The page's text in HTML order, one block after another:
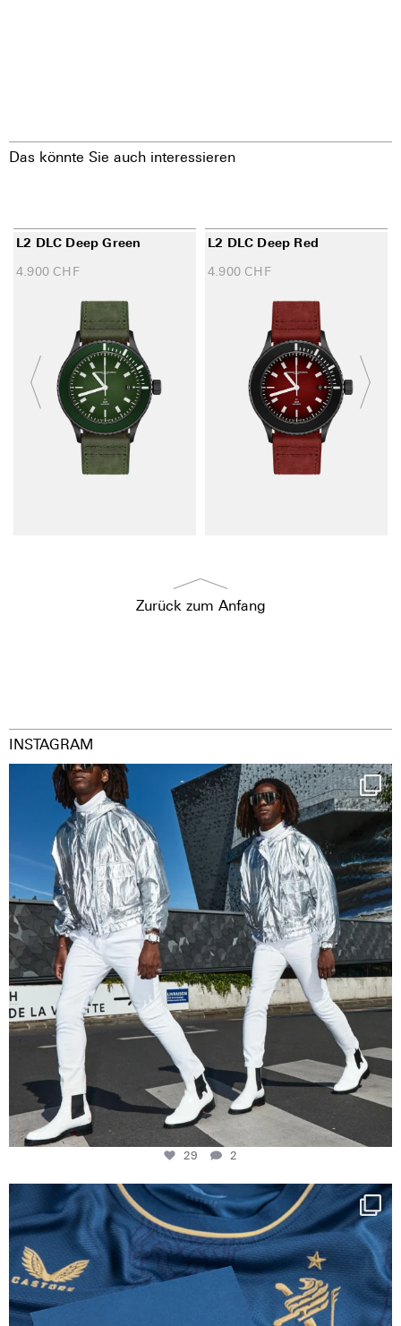
Das könnte Sie auch interessieren
L2 DLC Deep Green
4.900 CHF
L2 DLC Deep Red
4.900 CHF
Zurück zum Anfang
INSTAGRAM
Happy Streetparade everybody
Music in...
29
2
29 2
Happy Birthday FCZ
130 years filled ...
127
3